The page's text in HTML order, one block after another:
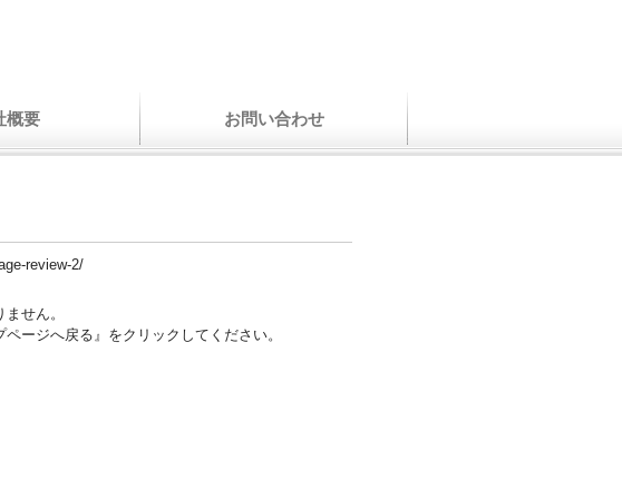
概要 お問い合わせ
review-2/
せん。
ージへ戻る』をクリックしてください。